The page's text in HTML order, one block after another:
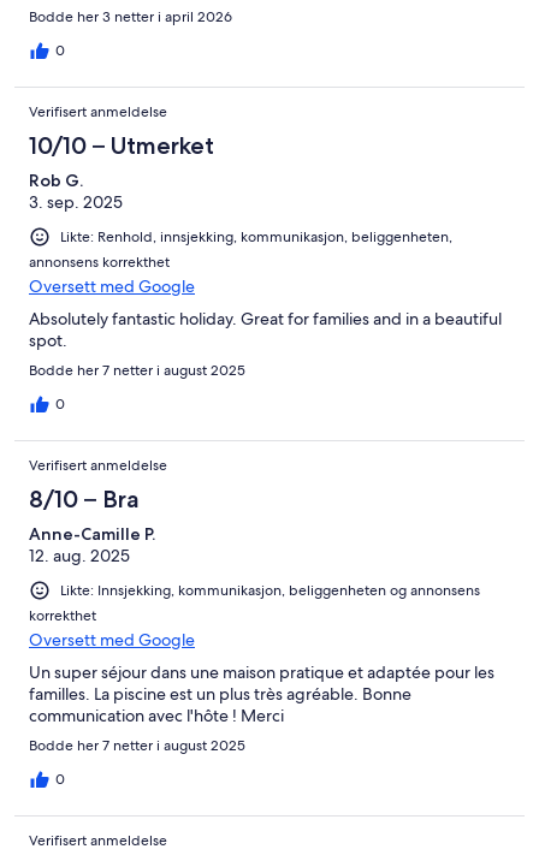
Bodde her 3 netter i april 2026
0
Verifisert anmeldelse
10/10 – Utmerket
Rob G.
3. sep. 2025
Likte: Renhold, innsjekking, kommunikasjon, beliggenheten,
annonsens korrekthet
Oversett med Google
Absolutely fantastic holiday. Great for families and in a beautiful
spot.
Bodde her 7 netter i august 2025
0
Verifisert anmeldelse
8/10 – Bra
Anne-Camille P.
12. aug. 2025
Likte: Innsjekking, kommunikasjon, beliggenheten og annonsens
korrekthet
Oversett med Google
Un super séjour dans une maison pratique et adaptée pour les
familles. La piscine est un plus très agréable. Bonne
communication avec l'hôte ! Merci
Bodde her 7 netter i august 2025
0
Verifisert anmeldelse